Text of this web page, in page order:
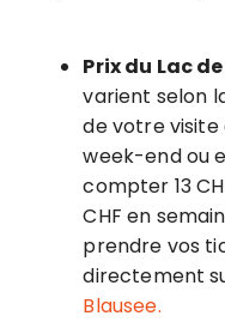
Prix du Lac
varient selon
de votre visite
week-end ou
compter 13
CHF en
prendre vos
directement
Blausee.